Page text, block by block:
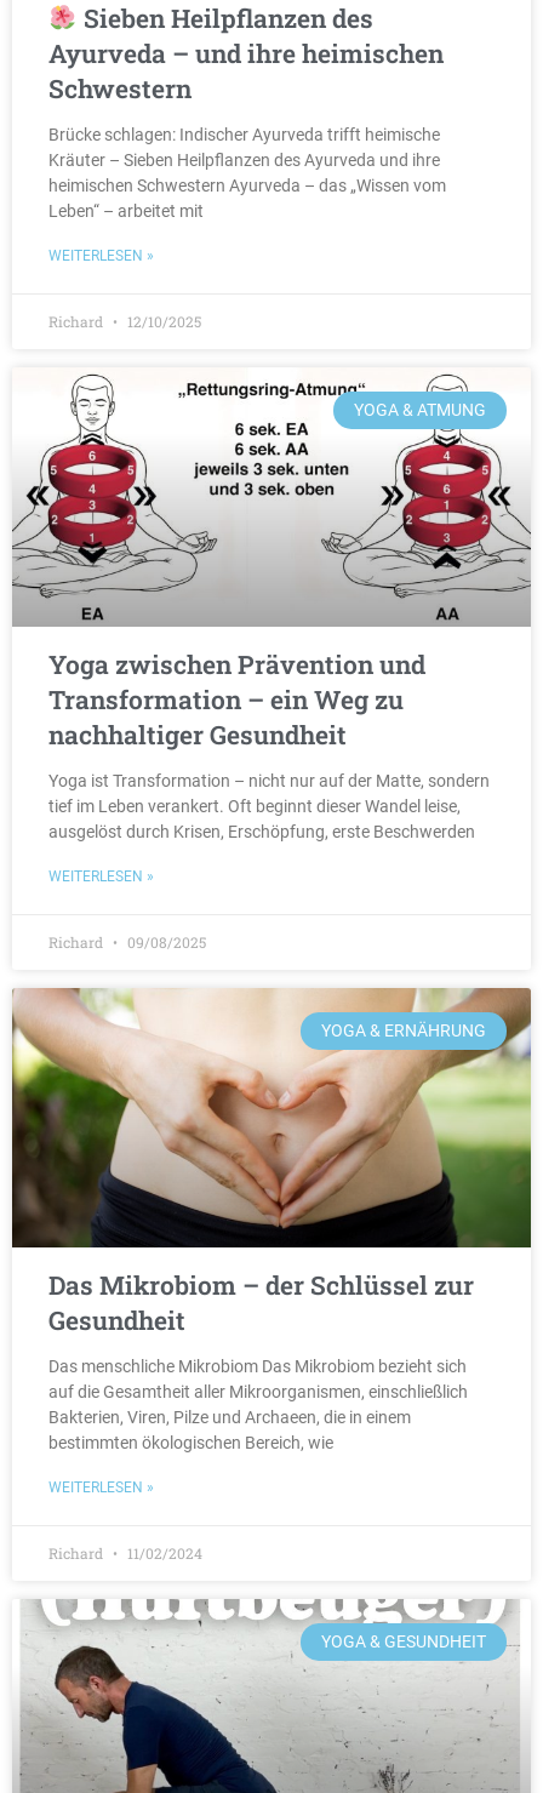
Sieben Heilpflanzen des
Ayurveda – und ihre heimischen
Schwestern
Brücke schlagen: Indischer Ayurveda trifft heimische
Kräuter – Sieben Heilpflanzen des Ayurveda und ihre
heimischen Schwestern Ayurveda – das „Wissen vom
Leben“ – arbeitet mit
WEITERLESEN »
Richard 12/10/2025
YOGA & ATMUNG
Yoga zwischen Prävention und
Transformation – ein Weg zu
nachhaltiger Gesundheit
Yoga ist Transformation – nicht nur auf der Matte, sondern
tief im Leben verankert. Oft beginnt dieser Wandel leise,
ausgelöst durch Krisen, Erschöpfung, erste Beschwerden
WEITERLESEN »
Richard 09/08/2025
YOGA & ERNÄHRUNG
Das Mikrobiom – der Schlüssel zur
Gesundheit
Das menschliche Mikrobiom Das Mikrobiom bezieht sich
auf die Gesamtheit aller Mikroorganismen, einschließlich
Bakterien, Viren, Pilze und Archaeen, die in einem
bestimmten ökologischen Bereich, wie
WEITERLESEN »
Richard 11/02/2024
YOGA & GESUNDHEIT